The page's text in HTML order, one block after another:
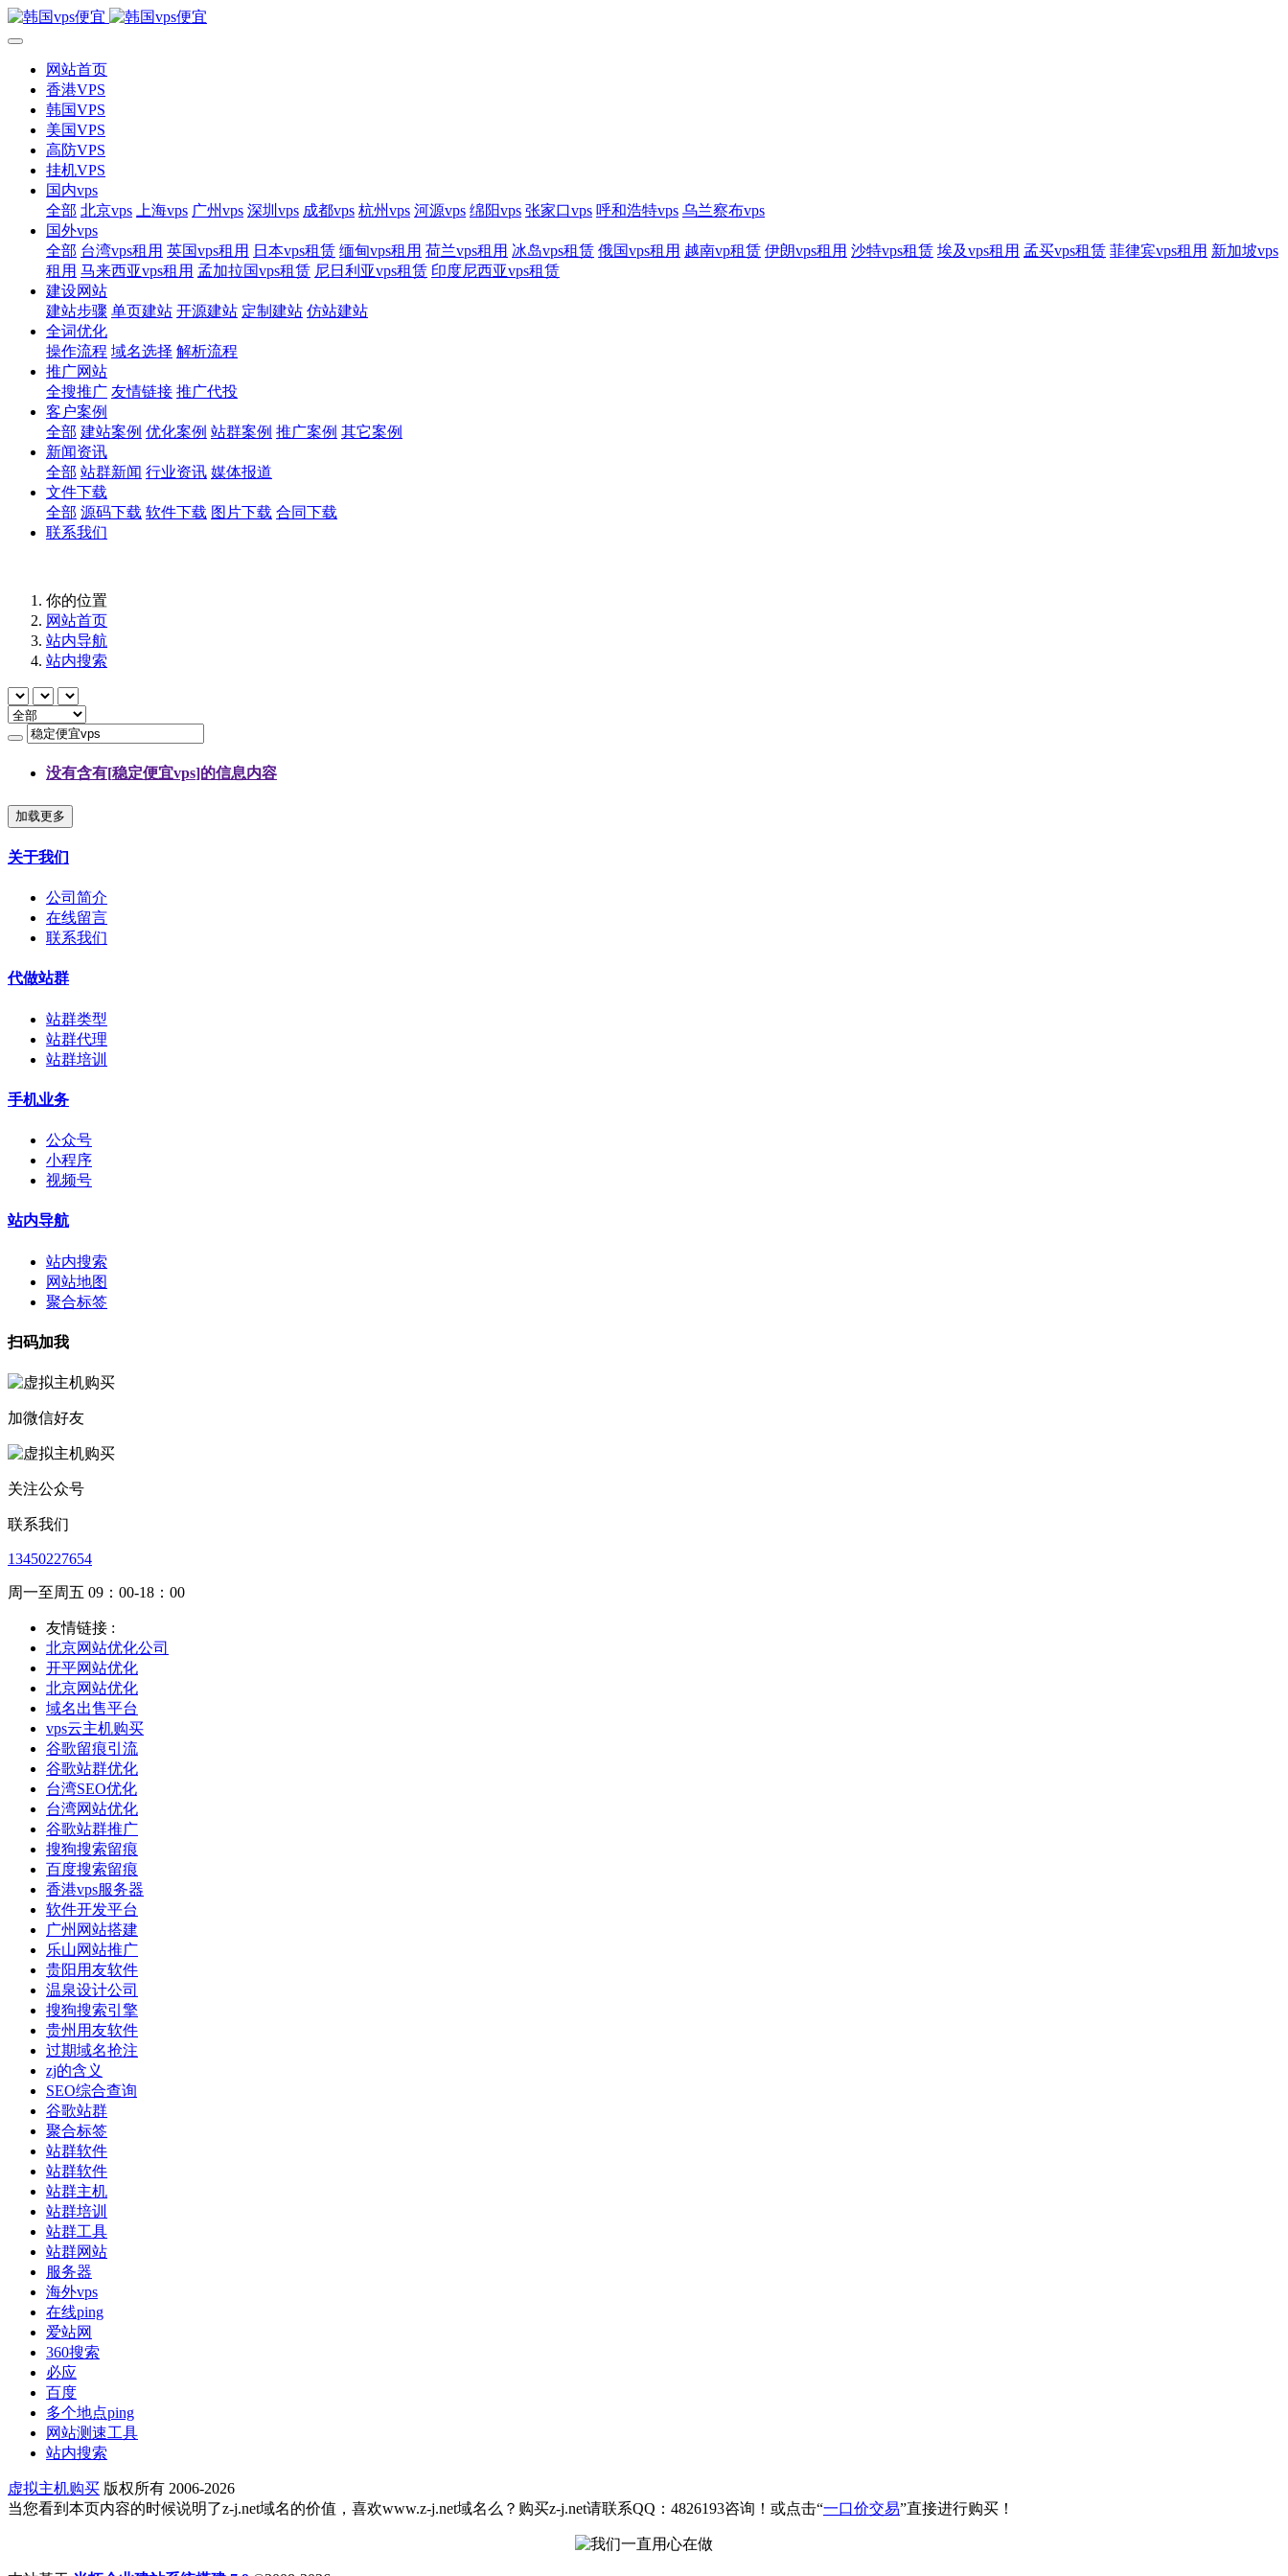
网站首页
香港VPS
韩国VPS
美国VPS
高防VPS
挂机VPS
国内vps
全部 北京vps 上海vps 广州vps 深圳vps 成都vps 杭州vps 河源vps 绵阳vps 张家口vps 呼和浩特vps 乌兰察布vps
国外vps
全部 台湾vps租用 英国vps租用 日本vps租赁 缅甸vps租用 荷兰vps租用 冰岛vps租赁 俄国vps租用 越南vp租赁 伊朗vps租用 沙特vps租赁 埃及vps租用 孟买vps租赁 菲律宾vps租用 新加坡vps
租用 马来西亚vps租用 孟加拉国vps租赁 尼日利亚vps租赁 印度尼西亚vps租赁
建设网站
建站步骤 单页建站 开源建站 定制建站 仿站建站
全词优化
操作流程 域名选择 解析流程
推广网站
全搜推广 友情链接 推广代投
客户案例
全部 建站案例 优化案例 站群案例 推广案例 其它案例
新闻资讯
全部 站群新闻 行业资讯 媒体报道
文件下载
全部 源码下载 软件下载 图片下载 合同下载
联系我们
你的位置
网站首页
站内导航
站内搜索
没有含有[稳定便宜vps]的信息内容
加载更多
关于我们
公司简介
在线留言
联系我们
代做站群
站群类型
站群代理
站群培训
手机业务
公众号
小程序
视频号
站内导航
站内搜索
网站地图
聚合标签
扫码加我
加微信好友
关注公众号
联系我们
13450227654
周一至周五 09：00-18：00
友情链接 :
北京网站优化公司
开平网站优化
北京网站优化
域名出售平台
vps云主机购买
谷歌留痕引流
谷歌站群优化
台湾SEO优化
台湾网站优化
谷歌站群推广
搜狗搜索留痕
百度搜索留痕
香港vps服务器
软件开发平台
广州网站搭建
乐山网站推广
贵阳用友软件
温泉设计公司
搜狗搜索引擎
贵州用友软件
过期域名抢注
zj的含义
SEO综合查询
谷歌站群
聚合标签
站群软件
站群软件
站群主机
站群培训
站群工具
站群网站
服务器
海外vps
在线ping
爱站网
360搜索
必应
百度
多个地点ping
网站测速工具
站内搜索
虚拟主机购买 版权所有 2006-2026
当您看到本页内容的时候说明了z-j.net域名的价值，喜欢www.z-j.net域名么？购买z-j.net请联系QQ：4826193咨询！或点击“一口价交易”直接进行购买！